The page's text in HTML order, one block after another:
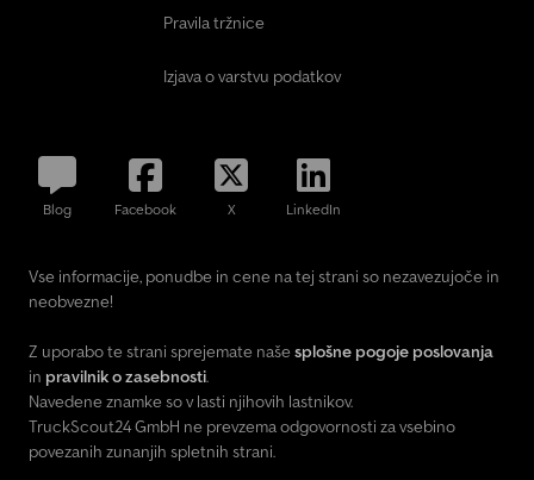
Pravila tržnice
Izjava o varstvu podatkov
Blog Facebook X LinkedIn
Vse informacije, ponudbe in cene na tej strani so nezavezujoče in
neobvezne!
Z uporabo te strani sprejemate naše splošne pogoje poslovanja
in pravilnik o zasebnosti.
Navedene znamke so v lasti njihovih lastnikov.
TruckScout24 GmbH ne prevzema odgovornosti za vsebino
povezanih zunanjih spletnih strani.